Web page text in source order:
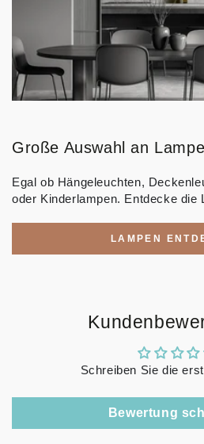
Große Auswahl an
Egal ob Hängeleuchten,
oder Kinderlampen. Entdecke die
LAMPEN
Schreiben Sie die
Bewertung